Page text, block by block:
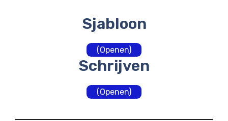
Sjabloon
(Openen)
Schrijven
(Openen)